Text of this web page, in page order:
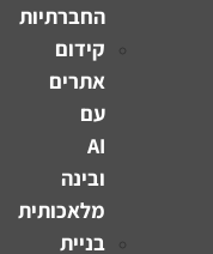
החברתיות
קידום
אתרים
עם
AI
ובינה
מלאכותית
בניית